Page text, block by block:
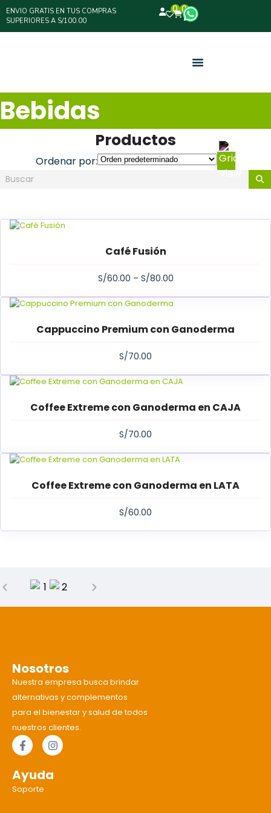
ENVIO GRATIS EN TUS COMPRAS
SUPERIORES A S/100.00
0 0
Bebidas
Productos
Ordenar por:
Café Fusión
S/60.00 – S/80.00
Cappuccino Premium con Ganoderma
S/70.00
Coffee Extreme con Ganoderma en CAJA
S/70.00
Coffee Extreme con Ganoderma en LATA
S/60.00
Nosotros
Nuestra empresa busca brindar
alternativas y complementos
para el bienestar y salud de todos
nuestros clientes.
Ayuda
Soporte